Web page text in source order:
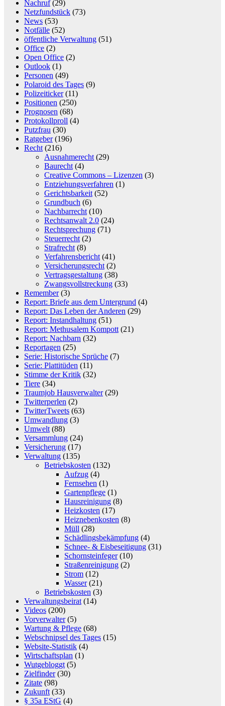
Nachruf(29)
Netzfundstück (73)
News (53)
Notfälle (52)
öffentliche Verwaltung (51)
Office (2)
Open Office (2)
Outlook (1)
Personen (49)
Polaroid des Tages (9)
Polizeiticker(11)
Positionen (250)
Prognosen (68)
Protokollproll (4)
Putzfrau (30)
Ratgeber(196)
Recht (216)
Ausnahmerecht (29)
Baurecht (4)
Creative Commons – Lizenzen (3)
Entziehungsverfahren (1)
Gerichtsbarkeit (52)
Grundbuch (6)
Nachbarrecht (10)
Rechtsanwalt 2.0 (24)
Rechtsprechung (71)
Steuerrecht (2)
Strafrecht (8)
Verfahrensbericht (41)
Versicherungsrecht (2)
Vertragsgestaltung (38)
Zwangsvollstreckung (33)
Remember(3)
Report: Briefe aus dem Untergrund (4)
Report: Das Leben der Anderen (29)
Report: Instandhaltung (51)
Report: Methusalem Kompott (21)
Report: Nachbarn (32)
Reportagen (25)
Serie: Historische Sprüche (7)
Serie: Plattitüden (11)
Stimme der Kritik (32)
Tiere (34)
Traumjob Hausverwalter(29)
Twitterperlen (2)
TwitterTweets (63)
Umwandlung (3)
Umwelt (88)
Versammlung (24)
Versicherung (17)
Verwaltung (135)
Betriebskosten (132)
Aufzug (4)
Fernsehen (1)
Gartenpflege (1)
Hausreinigung (8)
Heizkosten (17)
Heiznebenkosten (8)
Müll (28)
Schädlingsbekämpfung (4)
Schnee- & Eisbeseitigung (31)
Schornsteinfeger(10)
Straßenreinigung (2)
Strom (12)
Wasser(21)
Betriebskosten (3)
Verwaltungsbeirat (14)
Videos (200)
Vorverwalter(5)
Wartung & Pflege (68)
Webschnipsel des Tages (15)
Website-Statistik (4)
Wirtschaftsplan (1)
Wutgebloggt (5)
Zielfinder(30)
Zitate (98)
Zukunft (33)
§ 35a EStG (4)